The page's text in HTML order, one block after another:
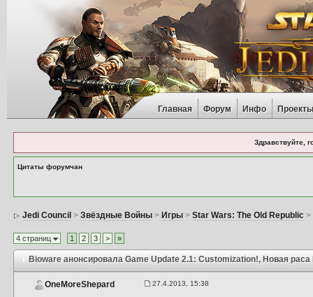
Главная Форум Инфо
Здравствуйте,
Цитаты форумчан
Jedi Council >Звёздные Войны > Игры >Star Wars: The Old Republic >
4 страниц 1 2 3 > »
Bioware анонсировала Game Update 2.1: Customization!, Новая раса
OneMoreShepard 27.4.2013, 15:38